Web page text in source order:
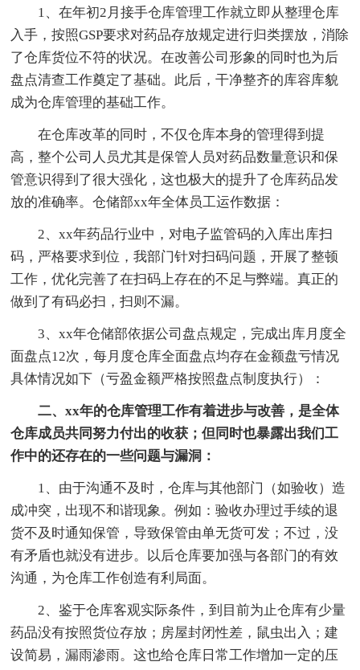
1、在年初2月接手仓库管理工作就立即从整理仓库
入手，按照GSP要求对药品存放规定进行归类摆放，消除
了仓库货位不符的状况。在改善公司形象的同时也为后
盘点清查工作奠定了基础。此后，干净整齐的库容库貌
成为仓库管理的基础工作。
在仓库改革的同时，不仅仓库本身的管理得到提
高，整个公司人员尤其是保管人员对药品数量意识和保
管意识得到了很大强化，这也极大的提升了仓库药品发
放的准确率。仓储部xx年全体员工运作数据：
2、xx年药品行业中，对电子监管码的入库出库扫
码，严格要求到位，我部门针对扫码问题，开展了整顿
工作，优化完善了在扫码上存在的不足与弊端。真正的
做到了有码必扫，扫则不漏。
3、xx年仓储部依据公司盘点规定，完成出库月度全
面盘点12次，每月度仓库全面盘点均存在金额盘亏情况
具体情况如下（亏盈金额严格按照盘点制度执行）：
二、xx年的仓库管理工作有着进步与改善，是全体
仓库成员共同努力付出的收获；但同时也暴露出我们工
作中的还存在的一些问题与漏洞：
1、由于沟通不及时，仓库与其他部门（如验收）造
成冲突，出现不和谐现象。例如：验收办理过手续的退
货不及时通知保管，导致保管由单无货可发；不过，没
有矛盾也就没有进步。以后仓库要加强与各部门的有效
沟通，为仓库工作创造有利局面。
2、鉴于仓库客观实际条件，到目前为止仓库有少量
药品没有按照货位存放；房屋封闭性差，鼠虫出入；建
设简易，漏雨渗雨。这也给仓库日常工作增加一定的压